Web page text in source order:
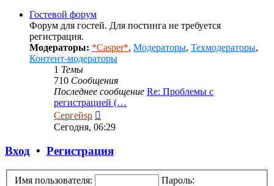
Гостевой форум
Форум для гостей. Для постинга не требуется
регистрация.
Модераторы: *Casper*, Модераторы, Техмодераторы,
Контент-модераторы
1 Темы
710 Сообщения
Последнее сообщение Re: Проблемы с
регистрацией (…
Сергейsp
к
Сегодня, 06:29
Вход • Регистрация
Имя пользователя:
Пароль: